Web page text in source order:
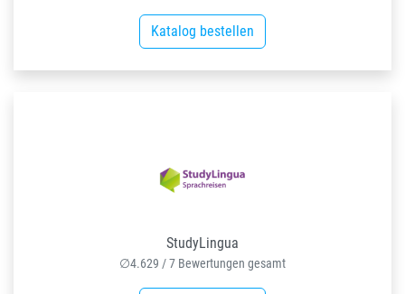
Katalog bestellen
StudyLingua
∅4.629 /7 Bewertungen gesamt